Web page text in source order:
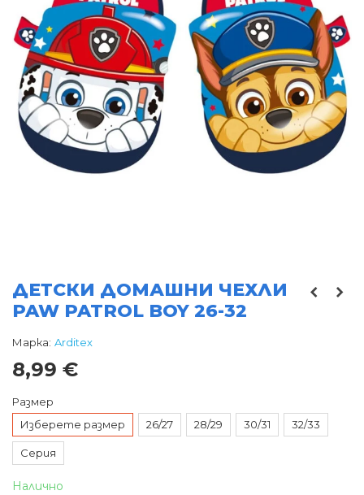
ДЕТСКИ ДОМАШНИ ЧЕХЛИ
PAW PATROL BOY 26-32
Марка: Arditex
8,99 €
Размер
Изберете размер
26/27 28/29 30/31 32/33
Серия
Налично